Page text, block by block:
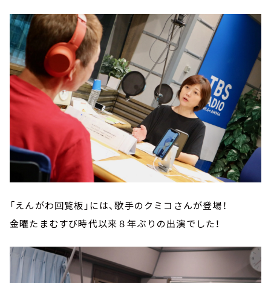
「えんがわ回覧板」には、歌手のクミコさんが登場！
金曜たまむすび時代以来８年ぶりの出演でした！